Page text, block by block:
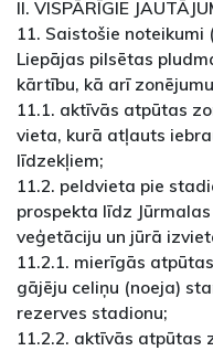
II. VISPĀRĪGIE
11. Saistošie noteikumi
Liepājas pilsētas
kārtību, kā arī
11.1. aktīvās atpūtas
vieta, kurā atļauts
līdzekļiem;
11.2. peldvieta pie
prospekta līdz
veģetāciju un jūrā
11.2.1. mierīgās
gājēju celiņu (noeja)
rezerves stadionu;
11.2.2. aktīvās atpūtas